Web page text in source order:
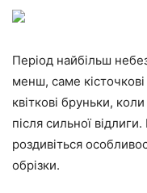
Період найбільш
менш, саме
квіткові бруньки,
після сильної
роздивіться
обрізки.